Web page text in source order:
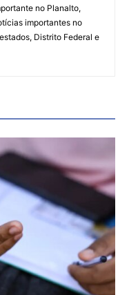
no Planalto,
importantes no
Distrito Federal e